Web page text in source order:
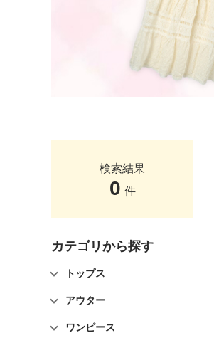
検索結果
0 件
カテゴリから探す
トップス
アウター
ワンピース